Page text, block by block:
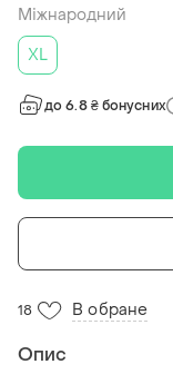
Міжнародний
XL
до 6.8 ₴ бонусних
18 В обране
Опис